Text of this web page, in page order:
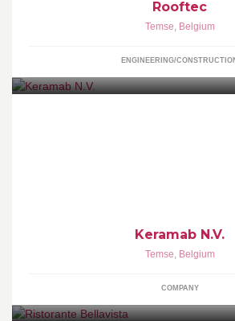
Rooftec
Temse, Belgium
ENGINEERING/
Keramab N.V.
Temse, Belgium
COMPANY